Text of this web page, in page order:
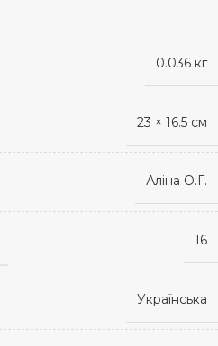
0.036 кг
23 × 16.5 см
Аліна О.Г.
16
Українська